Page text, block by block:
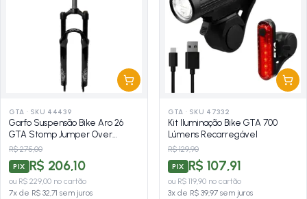
GTA · SKU 44439
Garfo Suspensão Bike Aro 26
GTA Stomp Jumper Over
Alumínio Preto
R$ 275,00
PIX R$ 206,10
ou R$ 229,00 no cartão
7x de R$ 32,71 sem juros
GTA · SKU 47332
Kit Iluminação Bike GTA 700
Lúmens Recarregável
R$ 129,90
PIX R$ 107,91
ou R$ 119,90 no cartão
3x de R$ 39,97 sem juros